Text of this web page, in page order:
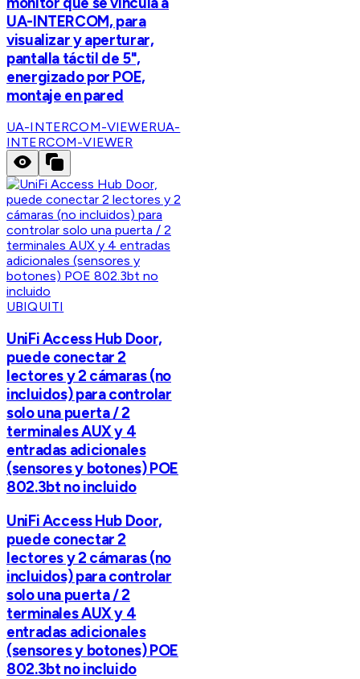
UA-INTERCOM, para
visualizar y aperturar,
pantalla táctil de 5",
energizado por POE,
montaje en pared
UA-INTERCOM-VIEWERUA-
INTERCOM-VIEWER
UBIQUITI
UniFi Access Hub Door,
puede conectar 2
lectores y 2 cámaras (no
incluidos) para controlar
solo una puerta / 2
terminales AUX y 4
entradas adicionales
(sensores y botones) POE
802.3bt no incluido
UniFi Access Hub Door,
puede conectar 2
lectores y 2 cámaras (no
incluidos) para controlar
solo una puerta / 2
terminales AUX y 4
entradas adicionales
(sensores y botones) POE
802.3bt no incluido